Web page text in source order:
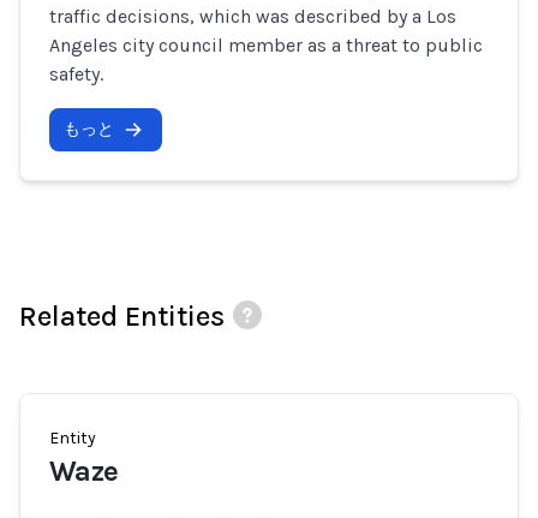
traffic decisions, which was described by a Los
Angeles city council member as a threat to public
safety.
もっと
Related Entities
Entity
Waze